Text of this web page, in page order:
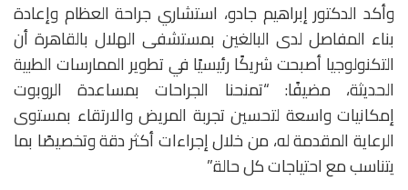
وأكد الدكتور إبراهيم جادو، استشاري جراحة العظام وإعادة
بناء المفاصل لدى البالغين بمستشفى الهلال بالقاهرة أن
التكنولوجيا أصبحت شريكًا رئيسيًا في تطوير الممارسات الطبية
الحديثة، مضيفًا: “تمنحنا الجراحات بمساعدة الروبوت
إمكانيات واسعة لتحسين تجربة المريض والارتقاء بمستوى
الرعاية المقدمة له، من خلال إجراءات أكثر دقة وتخصيصًا بما
يتناسب مع احتياجات كل حالة.”